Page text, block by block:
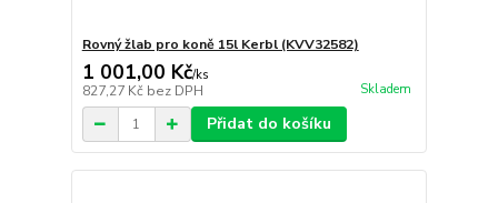
Rovný žlab pro koně 15l Kerbl (KVV32582)
1 001,00 Kč/ks
827,27 Kč bez DPH Skladem
Přidat do košíku